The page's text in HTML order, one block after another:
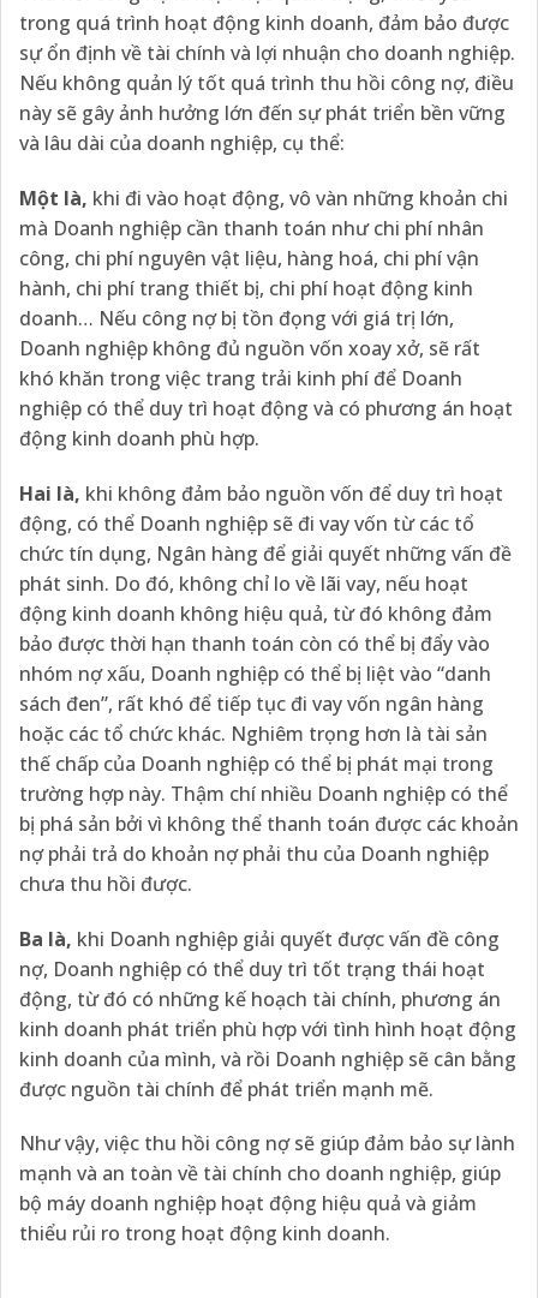
trong quá trình hoạt động kinh doanh, đảm bảo được
sự ổn định về tài chính và lợi nhuận cho doanh nghiệp.
Nếu không quản lý tốt quá trình thu hồi công nợ, điều
này sẽ gây ảnh hưởng lớn đến sự phát triển bền vững
và lâu dài của doanh nghiệp, cụ thể:
Một là, khi đi vào hoạt động, vô vàn những khoản chi
mà Doanh nghiệp cần thanh toán như chi phí nhân
công, chi phí nguyên vật liệu, hàng hoá, chi phí vận
hành, chi phí trang thiết bị, chi phí hoạt động kinh
doanh… Nếu công nợ bị tồn đọng với giá trị lớn,
Doanh nghiệp không đủ nguồn vốn xoay xở, sẽ rất
khó khăn trong việc trang trải kinh phí để Doanh
nghiệp có thể duy trì hoạt động và có phương án hoạt
động kinh doanh phù hợp.
Hai là, khi không đảm bảo nguồn vốn để duy trì hoạt
động, có thể Doanh nghiệp sẽ đi vay vốn từ các tổ
chức tín dụng, Ngân hàng để giải quyết những vấn đề
phát sinh. Do đó, không chỉ lo về lãi vay, nếu hoạt
động kinh doanh không hiệu quả, từ đó không đảm
bảo được thời hạn thanh toán còn có thể bị đẩy vào
nhóm nợ xấu, Doanh nghiệp có thể bị liệt vào “danh
sách đen”, rất khó để tiếp tục đi vay vốn ngân hàng
hoặc các tổ chức khác. Nghiêm trọng hơn là tài sản
thế chấp của Doanh nghiệp có thể bị phát mại trong
trường hợp này. Thậm chí nhiều Doanh nghiệp có thể
bị phá sản bởi vì không thể thanh toán được các khoản
nợ phải trả do khoản nợ phải thu của Doanh nghiệp
chưa thu hồi được.
Ba là, khi Doanh nghiệp giải quyết được vấn đề công
nợ, Doanh nghiệp có thể duy trì tốt trạng thái hoạt
động, từ đó có những kế hoạch tài chính, phương án
kinh doanh phát triển phù hợp với tình hình hoạt động
kinh doanh của mình, và rồi Doanh nghiệp sẽ cân bằng
được nguồn tài chính để phát triển mạnh mẽ.
Như vậy, việc thu hồi công nợ sẽ giúp đảm bảo sự lành
mạnh và an toàn về tài chính cho doanh nghiệp, giúp
bộ máy doanh nghiệp hoạt động hiệu quả và giảm
thiểu rủi ro trong hoạt động kinh doanh.